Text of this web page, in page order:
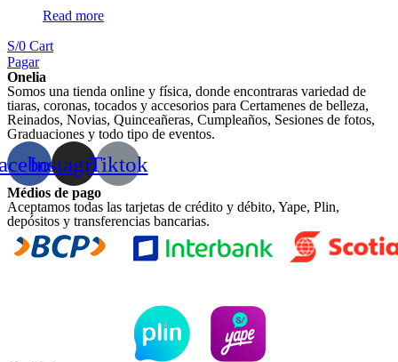
Read more
S/0 Cart
Pagar
Onelia
Somos una tienda online y física, donde encontraras variedad de
tiaras, coronas, tocados y accesorios para Certamenes de belleza,
Reinados, Novias, Quinceañeras, Cumpleaños, Sesiones de fotos,
Graduaciones y todo tipo de eventos.
InstagramTiktok
Médios de pago
Aceptamos todas las tarjetas de crédito y débito, Yape, Plin,
depósitos y transferencias bancarias.